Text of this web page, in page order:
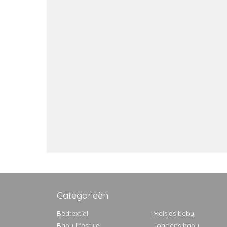
Categorieën
Bedtextiel
Meisjes baby